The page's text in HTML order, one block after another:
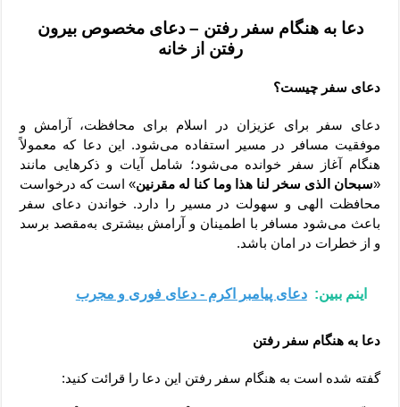
دعا به هنگام سفر رفتن – دعای مخصوص بیرون‌
رفتن از خانه
دعای سفر چیست؟
دعای سفر برای عزیزان در اسلام برای محافظت، آرامش و
موفقیت مسافر در مسیر استفاده می‌شود. این دعا که معمولاً
هنگام آغاز سفر خوانده می‌شود؛ شامل آیات و ذکرهایی مانند
«سبحان الذی سخر لنا هذا وما کنا له مقرنین» است که درخواست
محافظت الهی و سهولت در مسیر را دارد. خواندن دعای سفر
باعث می‌شود مسافر با اطمینان و آرامش بیشتری به‌مقصد برسد
و از خطرات در امان باشد.
اینم ببین: دعای پیامبر اکرم - دعای فوری و مجرب
دعا به هنگام سفر رفتن
گفته شده است به هنگام سفر رفتن این دعا را قرائت کنید: